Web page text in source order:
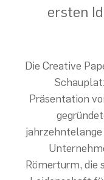
ersten
Die Creative
Präsentation
Römerturm, die